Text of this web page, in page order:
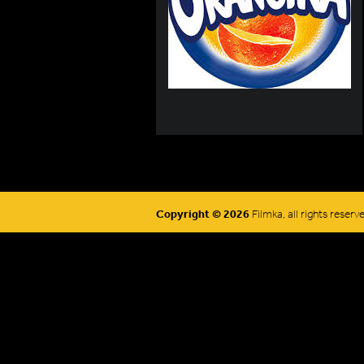
Copyright © 2026 Filmka, all rights